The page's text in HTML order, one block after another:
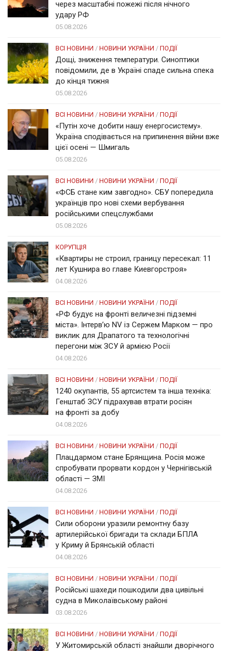
через масштабні пожежі після нічного
удару РФ
05.08.2026
ВСІ НОВИНИ / НОВИНИ УКРАЇНИ / ПОДІЇ
Дощі, зниження температури. Синоптики
повідомили, де в Україні спаде сильна спека
до кінця тижня
05.08.2026
ВСІ НОВИНИ / НОВИНИ УКРАЇНИ / ПОДІЇ
«Путін хоче добити нашу енергосистему».
Україна сподівається на припинення війни вже
цієї осені — Шмигаль
05.08.2026
ВСІ НОВИНИ / НОВИНИ УКРАЇНИ / ПОДІЇ
«ФСБ стане ким завгодно». СБУ попередила
українців про нові схеми вербування
російськими спецслужбами
05.08.2026
КОРУПЦІЯ
«Квартиры не строил, границу пересекал: 11
лет Кушнира во главе Киевгорстроя»
04.08.2026
ВСІ НОВИНИ / НОВИНИ УКРАЇНИ / ПОДІЇ
«РФ будує на фронті величезні підземні
міста». Інтерв’ю NV із Сержем Марком — про
виклик для Драпатого та технологічні
перегони між ЗСУ й армією Росії
04.08.2026
ВСІ НОВИНИ / НОВИНИ УКРАЇНИ / ПОДІЇ
1240 окупантів, 55 артсистем та інша техніка:
Генштаб ЗСУ підрахував втрати росіян
на фронті за добу
04.08.2026
ВСІ НОВИНИ / НОВИНИ УКРАЇНИ / ПОДІЇ
Плацдармом стане Брянщина. Росія може
спробувати прорвати кордон у Чернігівській
області — ЗМІ
04.08.2026
ВСІ НОВИНИ / НОВИНИ УКРАЇНИ / ПОДІЇ
Сили оборони уразили ремонтну базу
артилерійської бригади та склади БПЛА
у Криму й Брянській області
04.08.2026
ВСІ НОВИНИ / НОВИНИ УКРАЇНИ / ПОДІЇ
Російські шахеди пошкодили два цивільні
судна в Миколаївському районі
03.08.2026
ВСІ НОВИНИ / НОВИНИ УКРАЇНИ / ПОДІЇ
У Житомирській області знайшли дворічного